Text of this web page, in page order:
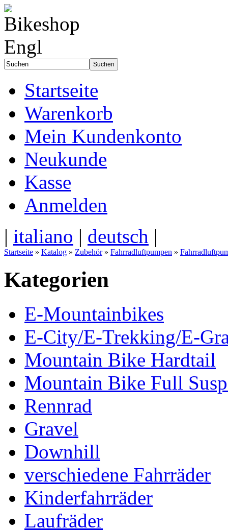
Startseite
Warenkorb
Mein Kundenkonto
Neukunde
Kasse
Anmelden
| italiano | deutsch |
Startseite » Katalog » Zubehör» Fahrradluftpumpen »
Kategorien
E-Mountainbikes
E-City/E-Trekking/E-
Mountain Bike Hardtail
Mountain Bike Full
Rennrad
Gravel
Downhill
verschiedene Fahrräder
Kinderfahrräder
Laufräder